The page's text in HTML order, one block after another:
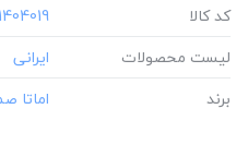
کد کالا
‎1404019
لیست محصولات
برند